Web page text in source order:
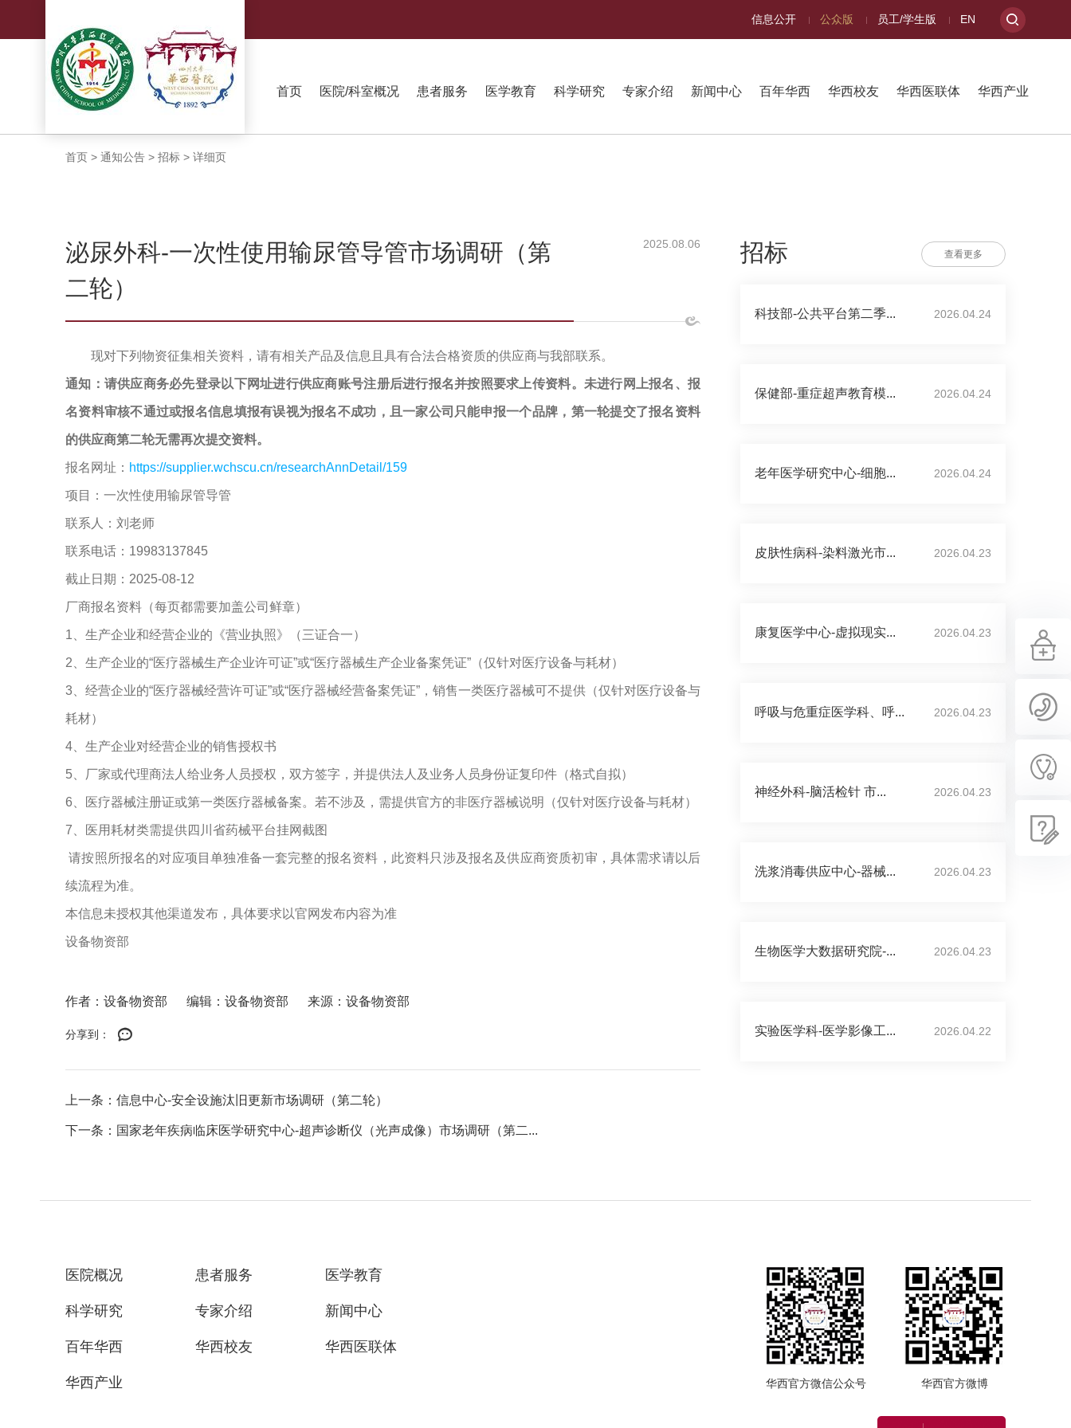
信息公开 公众版 员工/学生版 EN
首页 医院/科室概况 患者服务 医学教育 科学研究 专家介绍 新闻中心 百年华西 华西校友 华西医联体 华西产业
首页 > 通知公告 > 招标 > 详细页
泌尿外科-一次性使用输尿管导管市场调研（第
二轮）
2025.08.06
现对下列物资征集相关资料，请有相关产品及信息且具有合法合格资质的供应商与我部联系。
通知：请供应商务必先登录以下网址进行供应商账号注册后进行报名并按照要求上传资料。未进行网上报名、报
名资料审核不通过或报名信息填报有误视为报名不成功，且一家公司只能申报一个品牌，第一轮提交了报名资料
的供应商第二轮无需再次提交资料。
报名网址： https://supplier.wchscu.cn/researchAnnDetail/159
项目：一次性使用输尿管导管
联系人：刘老师
联系电话：19983137845
截止日期：2025-08-12
厂商报名资料（每页都需要加盖公司鲜章）
1、生产企业和经营企业的《营业执照》（三证合一）
2、生产企业的“医疗器械生产企业许可证”或“医疗器械生产企业备案凭证”（仅针对医疗设备与耗材）
3、经营企业的“医疗器械经营许可证”或“医疗器械经营备案凭证”，销售一类医疗器械可不提供（仅针对医疗设备与
耗材）
4、生产企业对经营企业的销售授权书
5、厂家或代理商法人给业务人员授权，双方签字，并提供法人及业务人员身份证复印件（格式自拟）
6、医疗器械注册证或第一类医疗器械备案。若不涉及，需提供官方的非医疗器械说明（仅针对医疗设备与耗材）
7、医用耗材类需提供四川省药械平台挂网截图
请按照所报名的对应项目单独准备一套完整的报名资料，此资料只涉及报名及供应商资质初审，具体需求请以后
续流程为准。
本信息未授权其他渠道发布，具体要求以官网发布内容为准
设备物资部
作者：设备物资部 编辑：设备物资部 来源：设备物资部
分享到：
上一条：信息中心-安全设施汰旧更新市场调研（第二轮）
下一条：国家老年疾病临床医学研究中心-超声诊断仪（光声成像）市场调研（第二...
招标 查看更多
科技部-公共平台第二季... 2026.04.24
保健部-重症超声教育模... 2026.04.24
老年医学研究中心-细胞... 2026.04.24
皮肤性病科-染料激光市... 2026.04.23
康复医学中心-虚拟现实... 2026.04.23
呼吸与危重症医学科、呼... 2026.04.23
神经外科-脑活检针 市... 2026.04.23
洗浆消毒供应中心-器械... 2026.04.23
生物医学大数据研究院-... 2026.04.23
实验医学科-医学影像工... 2026.04.22
医院概况 患者服务 医学教育
科学研究 专家介绍 新闻中心
百年华西 华西校友 华西医联体
华西产业 华西官方微信公众号 华西官方微博